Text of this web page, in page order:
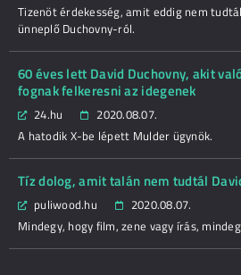
Tizenöt érdekesség, amit eddig nem
ünneplő Duchovny-ról.
60 éves lett David Duchovny, akit
fognak felkeresni az idegenek
24.hu
2020.08.07.
A hatodik X-be lépett Mulder ügynök.
Tíz dolog, amit talán nem tudtál
puliwood.hu
2020.08.07.
Mindegy, hogy film, zene vagy írás,